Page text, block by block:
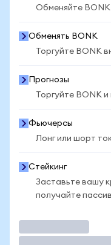
Обменяйте
Обменять BONK
Торгуйте BONK
Прогнозы
Торгуйте BONK
Фьючерсы
Лонг или шорт
Стейкинг
Заставьте вашу
получайте